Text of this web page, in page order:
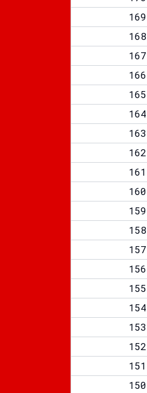
169
168
167
166
165
164
163
162
161
160
159
158
157
156
155
154
153
152
151
150